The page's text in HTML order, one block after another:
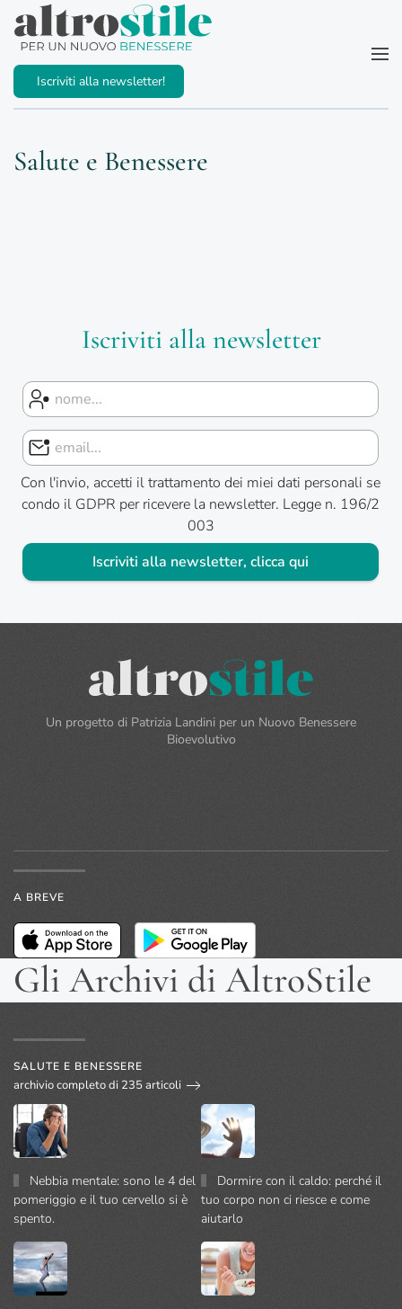
Passa al contenuto principale
Iscriviti alla newsletter!
Salute e Benessere
Iscriviti alla newsletter
Con l'invio, accetti il trattamento dei miei dati personali se
condo il GDPR per ricevere la newsletter. Legge n. 196/2
003
Iscriviti alla newsletter, clicca qui
Un progetto di Patrizia Landini per un Nuovo Benessere
Bioevolutivo
A BREVE
Gli Archivi di AltroStile
SALUTE E BENESSERE
archivio completo di 235 articoli
Nebbia mentale: sono le 4 del
pomeriggio e il tuo cervello si è
spento.
Dormire con il caldo: perché il
tuo corpo non ci riesce e come
aiutarlo